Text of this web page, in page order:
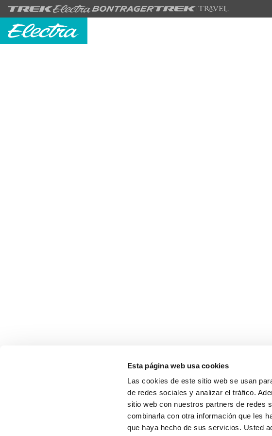
Esta página web usa cookies
Las cookies de este sitio web se usan
de redes sociales y analizar el tráfico.
sitio web con nuestros partners de redes
combinarla con otra información que les
que haya hecho de sus servicios. Usted